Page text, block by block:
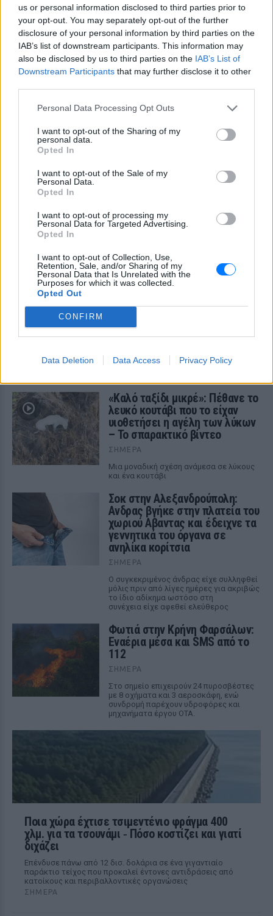
us or personal information disclosed to third parties prior to
your opt-out. You may separately opt-out of the further
disclosure of your personal information by third parties on the
IAB’s list of downstream participants. This information may
also be disclosed by us to third parties on the IAB’s List of
Downstream Participants that may further disclose it to other
Personal Data Processing Opt Outs
I want to opt-out of the Sharing of my
personal data.
Opted In
I want to opt-out of the Sale of my
Personal Data.
Opted In
I want to opt-out of processing my
Personal Data for Targeted Advertising.
Opted In
I want to opt-out of Collection, Use,
Retention, Sale, and/or Sharing of my
Personal Data that Is Unrelated with the
Purposes for which it was collected.
Opted Out
CONFIRM
Data Deletion Data Access Privacy Policy
Ακολουθήστε το E-Radio.gr και στο Instagram
ΔΙΑΦΗΜΙΣΗ
ΔΕΙΤΕ ΕΠΙΣΗΣ
«Καλό ταξίδι μικρέ»: Πέθανε το
λευκό κουτάβι που το είχαν
υιοθετήσει η αγέλη των λύκων
– Το σπαρακτικό βίντεο
ΣΉΜΕΡΑ
Μια μοναδική σχέση ανάμεσα σε λύκους
και ένα κουτάβι
Σοκ στην Αλεξανδρούπολη:
Ανδρας βγήκε στην πλατεία του
χωριού Αβαντας και έδειχνε τα
γεννητικά του όργανα σε
ανηλίκα κορίτσια
ΣΉΜΕΡΑ
Ο συγκεκριμένος άνδρας είχε συλληφθεί
μόλις πριν από λίγες ημέρες για ακριβώς
το ίδιο αδίκημα ωστόσο στη
συνέχεια είχε αφεθεί ελεύθερος
Φωτιά στην Κρήνη Φαρσάλων:
Εναέρια μέσα και SMS από το
112
ΣΉΜΕΡΑ
Στο σημείο επιχειρούν 24 πυροσβέστες
με 8 οχήματα και 3 αεροσκάφη, ενώ
συνδρομή παρέχουν υδροφόρες και
μηχανήματα έργου ΟΤΑ.
Ποια χώρα έχτισε τσιμεντένιο φράγμα 400
χλμ. για τα τσουνάμι ‑ Πόσο κοστίζει και γιατί
διχάζει
Επένδυσε πάνω από 12 δισ. δολάρια σε ένα γιγαντιαίο
παράκτιο τείχος που προκαλεί έντονες αντιδράσεις από
κατοίκους και περιβαλλοντικές οργανώσεις
ΣΉΜΕΡΑ